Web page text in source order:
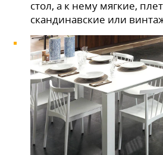
стол, а к нему мягкие,
скандинавские или